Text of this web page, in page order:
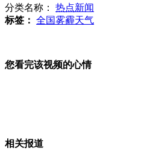
分类名称： 热点新闻
标签： 全国雾霾天气
您看完该视频的心情
相关报道